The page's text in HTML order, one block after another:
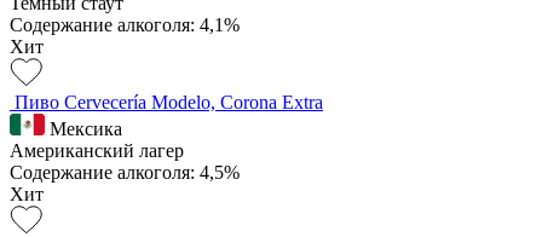
Содержание алкоголя: 4,1%
Хит
Пиво Cervecería Modelo, Corona Extra
Мексика
Американский лагер
Содержание алкоголя: 4,5%
Хит